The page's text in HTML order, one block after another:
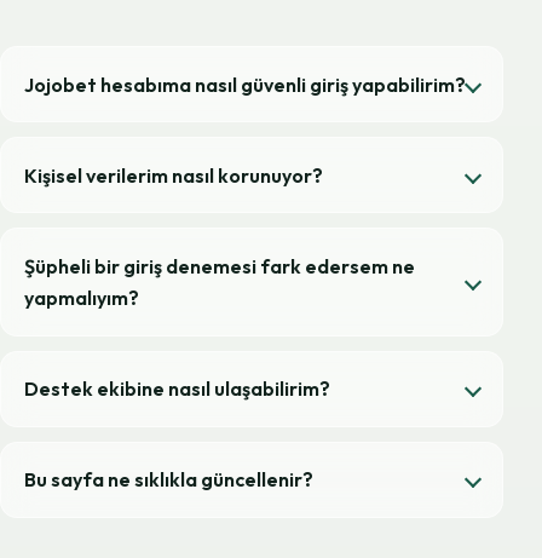
Jojobet hesabıma nasıl güvenli giriş yapabilirim?
Kişisel verilerim nasıl korunuyor?
Şüpheli bir giriş denemesi fark edersem ne
yapmalıyım?
Destek ekibine nasıl ulaşabilirim?
Bu sayfa ne sıklıkla güncellenir?